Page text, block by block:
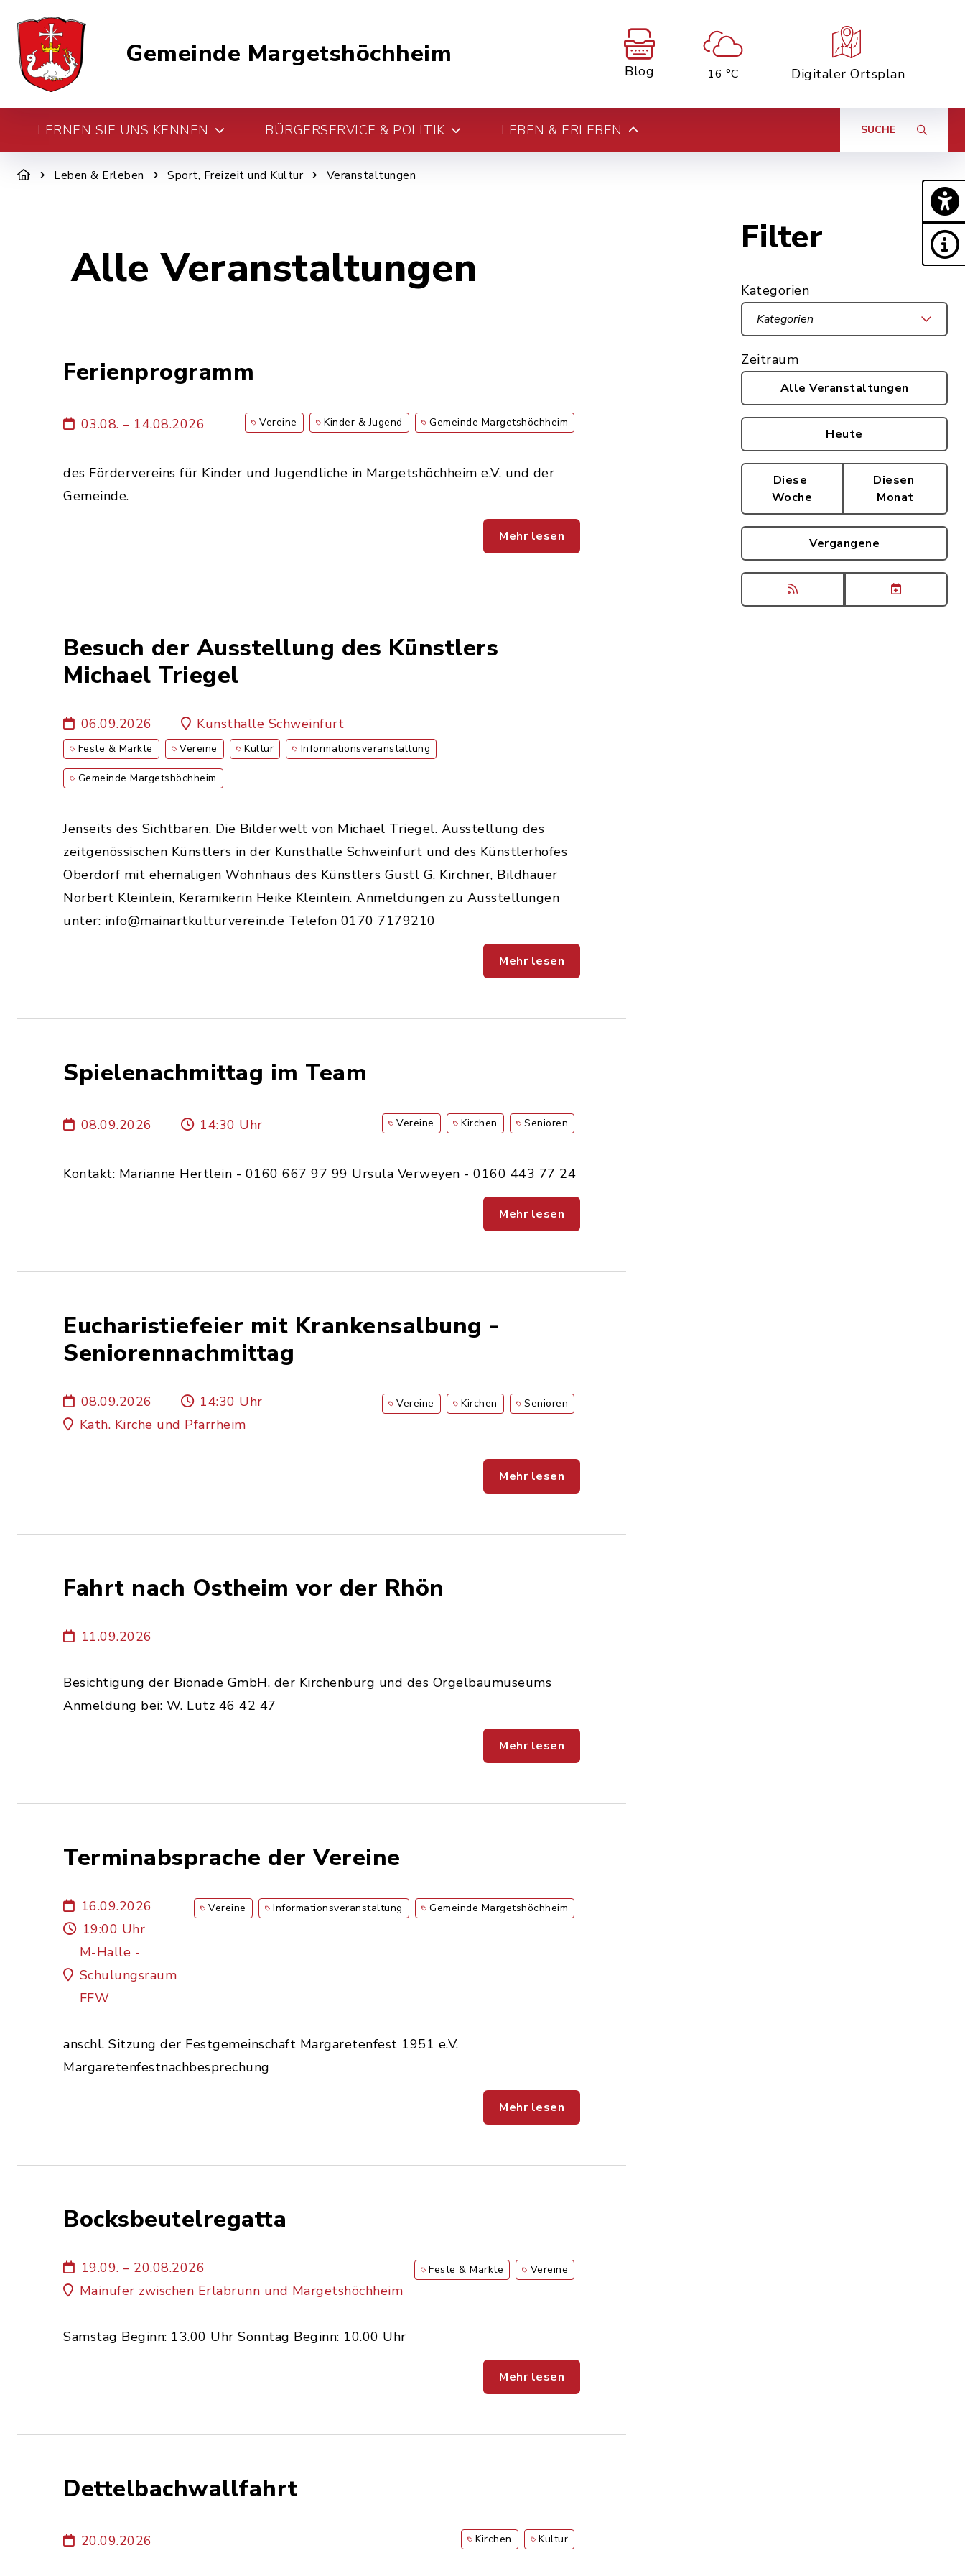
Gemeinde Margetshöchheim
Blog 16 °C Digitaler Ortsplan
LERNEN SIE UNS KENNEN BÜRGERSERVICE & POLITIK LEBEN & ERLEBEN SUCHE
Leben & Erleben Sport, Freizeit und Kultur Veranstaltungen
Alle Veranstaltungen
Ferienprogramm
03.08. – 14.08.2026 Vereine Kinder & Jugend Gemeinde Margetshöchheim
des Fördervereins für Kinder und Jugendliche in Margetshöchheim e.V. und der
Gemeinde.
Mehr lesen
Besuch der Ausstellung des Künstlers
Michael Triegel
06.09.2026 Kunsthalle Schweinfurt
Feste & Märkte Vereine Kultur Informationsveranstaltung
Gemeinde Margetshöchheim
Jenseits des Sichtbaren. Die Bilderwelt von Michael Triegel. Ausstellung des
zeitgenössischen Künstlers in der Kunsthalle Schweinfurt und des Künstlerhofes
Oberdorf mit ehemaligen Wohnhaus des Künstlers Gustl G. Kirchner, Bildhauer
Norbert Kleinlein, Keramikerin Heike Kleinlein. Anmeldungen zu Ausstellungen
unter: info@mainartkulturverein.de Telefon 0170 7179210
Mehr lesen
Spielenachmittag im Team
08.09.2026 14:30 Uhr Vereine Kirchen Senioren
Kontakt: Marianne Hertlein - 0160 667 97 99 Ursula Verweyen - 0160 443 77 24
Mehr lesen
Eucharistiefeier mit Krankensalbung -
Seniorennachmittag
08.09.2026
14:30 Uhr
Kath. Kirche und Pfarrheim
Vereine Kirchen Senioren
Mehr lesen
Fahrt nach Ostheim vor der Rhön
11.09.2026
Besichtigung der Bionade GmbH, der Kirchenburg und des Orgelbaumuseums
Anmeldung bei: W. Lutz 46 42 47
Mehr lesen
Terminabsprache der Vereine
16.09.2026
19:00 Uhr
M-Halle -
Schulungsraum
FFW
Vereine Informationsveranstaltung Gemeinde Margetshöchheim
anschl. Sitzung der Festgemeinschaft Margaretenfest 1951 e.V.
Margaretenfestnachbesprechung
Mehr lesen
Bocksbeutelregatta
19.09. – 20.08.2026
Mainufer zwischen Erlabrunn und Margetshöchheim
Feste & Märkte Vereine
Samstag Beginn: 13.00 Uhr Sonntag Beginn: 10.00 Uhr
Mehr lesen
Dettelbachwallfahrt
20.09.2026 Kirchen Kultur
Filter
Kategorien
Kategorien
Zeitraum
Alle Veranstaltungen
Heute
Diese
Woche
Diesen
Monat
Vergangene